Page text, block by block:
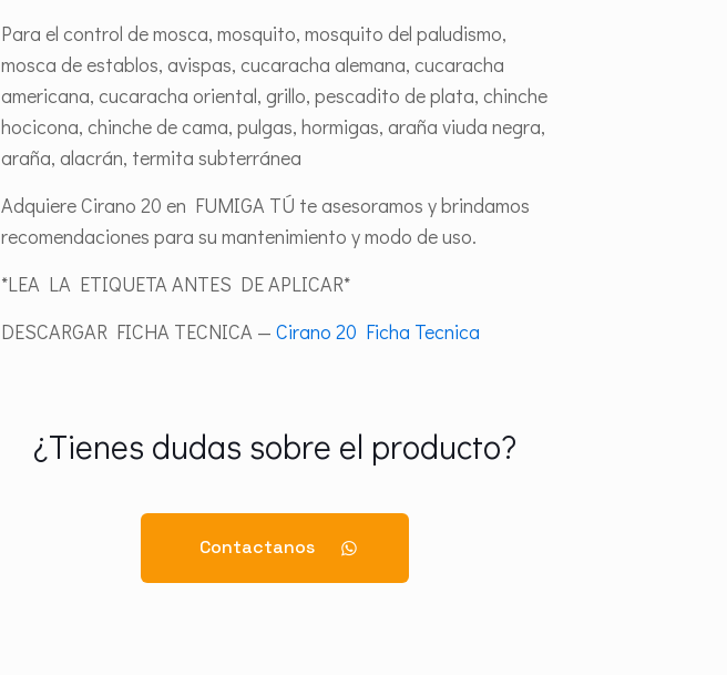
Para el control de mosca, mosquito, mosquito del paludismo,
mosca de establos, avispas, cucaracha alemana, cucaracha
americana, cucaracha oriental, grillo, pescadito de plata, chinche
hocicona, chinche de cama, pulgas, hormigas, araña viuda negra,
araña, alacrán, termita subterránea
Adquiere Cirano 20 en FUMIGA TÚ te asesoramos y brindamos
recomendaciones para su mantenimiento y modo de uso.
*LEA LA ETIQUETA ANTES DE APLICAR*
DESCARGAR FICHA TECNICA —Cirano 20 Ficha Tecnica
¿Tienes dudas sobre el producto?
Contactanos